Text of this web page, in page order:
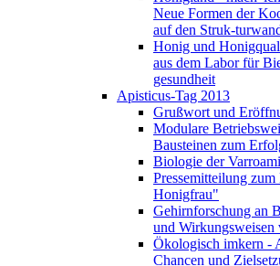
Neue Formen der
auf den Struk-
Honig und
aus dem Labor für
gesundheit
Apisticus-Tag 2013
Grußwort und
Modulare
Bausteinen zum
Biologie der
Pressemitteilung
Honigfrau"
Gehirnforschung an
und Wirkungsweisen
Ökologisch imkern -
Chancen und